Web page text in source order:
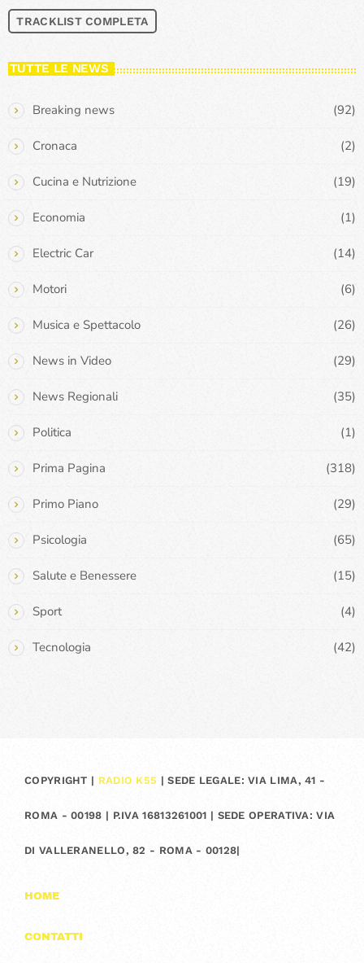
TRACKLIST COMPLETA
TUTTE LE NEWS
Breaking news (92)
Cronaca (2)
Cucina e Nutrizione (19)
Economia (1)
Electric Car (14)
Motori (6)
Musica e Spettacolo (26)
News in Video (29)
News Regionali (35)
Politica (1)
Prima Pagina (318)
Primo Piano (29)
Psicologia (65)
Salute e Benessere (15)
Sport (4)
Tecnologia (42)
COPYRIGHT | RADIO K55 | SEDE LEGALE: VIA LIMA, 41 -
ROMA - 00198 | P.IVA 16813261001 | SEDE OPERATIVA: VIA
DI VALLERANELLO, 82 - ROMA - 00128|
HOME
CONTATTI